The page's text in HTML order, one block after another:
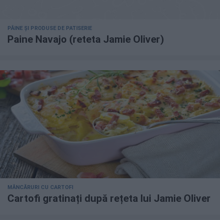
PÂINE ȘI PRODUSE DE PATISERIE
Paine Navajo (reteta Jamie Oliver)
MÂNCĂRURI CU CARTOFI
Cartofi gratinați după rețeta lui Jamie Oliver